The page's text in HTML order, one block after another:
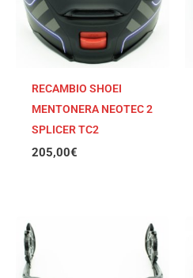
RECAMBIO SHOEI
MENTONERA NEOTEC 2
SPLICER TC2
205,00€